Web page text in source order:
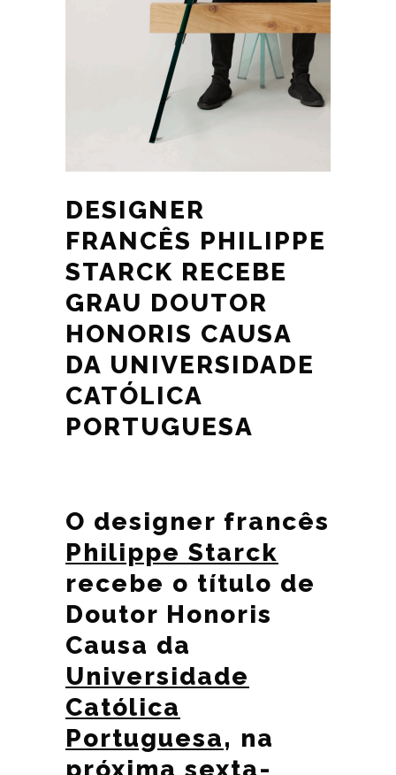
DESIGNER
FRANCÊS PHILIPPE
STARCK RECEBE
GRAU DOUTOR
HONORIS CAUSA
DA UNIVERSIDADE
CATÓLICA
PORTUGUESA
O designer francês
Philippe Starck
recebe o título de
Doutor Honoris
Causa da
Universidade
Católica
Portuguesa, na